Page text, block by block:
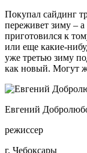
Покупал сайдинг
переживет зиму –
приготовился к
или еще какие-
уже третью зиму
как новый. Могут
Евгений
режиссер
г. Чебоксары